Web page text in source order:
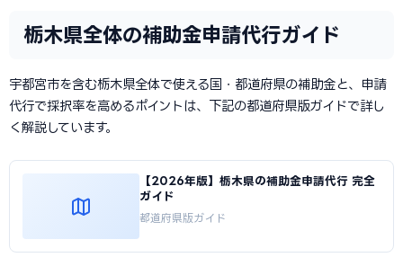
栃木県全体の補助金申請代行ガイド
宇都宮市を含む栃木県全体で使える国・都道府県の補助金と、申請
代行で採択率を高めるポイントは、下記の都道府県版ガイドで詳し
く解説しています。
【2026年版】栃木県の補助金申請代行 完全
ガイド
都道府県版ガイド